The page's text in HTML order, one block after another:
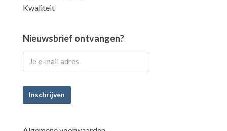
Kwaliteit
Nieuwsbrief ontvangen?
Inschrijven